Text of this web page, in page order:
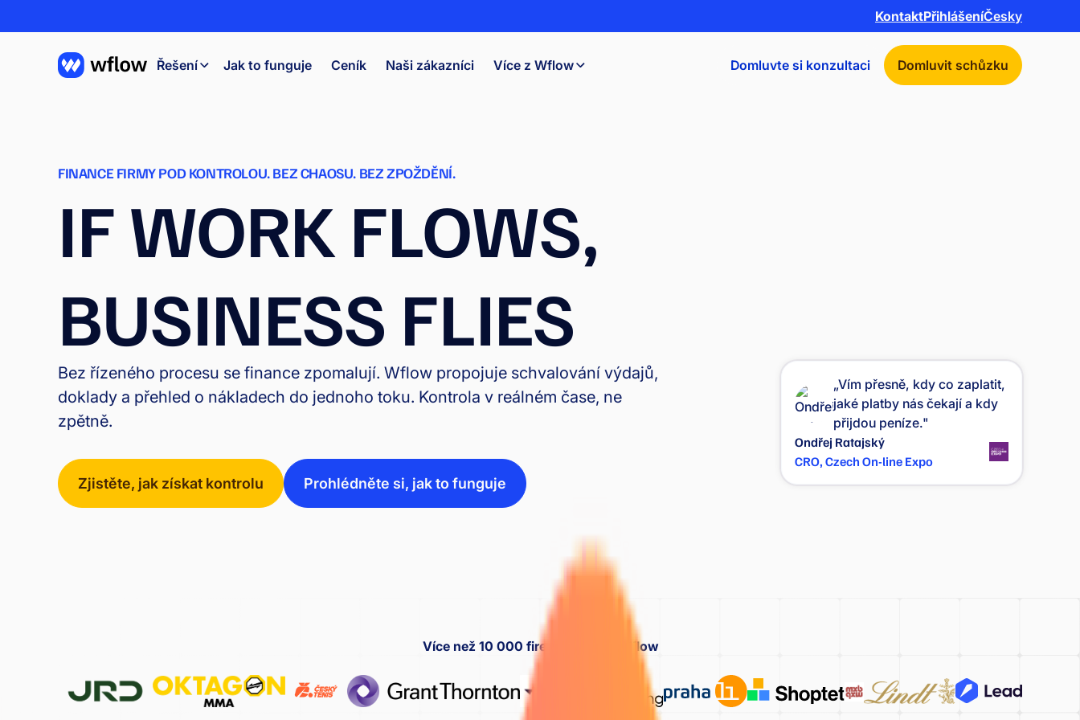
KontaktPřihlášeníČesky
Řešení Jak to funguje Ceník Naši zákazníci Více z Wflow Domluvte si konzultaci Domluvit schůzku
FINANCE FIRMY POD KONTROLOU. BEZ CHAOSU. BEZ ZPOŽDĚNÍ.
IF WORK FLOWS,
BUSINESS FLIES
Bez řízeného procesu se finance zpomalují. Wflow propojuje schvalování výdajů,
doklady a přehled o nákladech do jednoho toku. Kontrola v reálném čase, ne
zpětně.
Zjistěte, jak získat kontrolu Prohlédněte si, jak to funguje
„Vím přesně, kdy co zaplatit,
jaké platby nás čekají a kdy
přijdou peníze."
Ondřej Ratajský
CRO, Czech On-line Expo
Více než 10 000 firem důvěřuje Wflow